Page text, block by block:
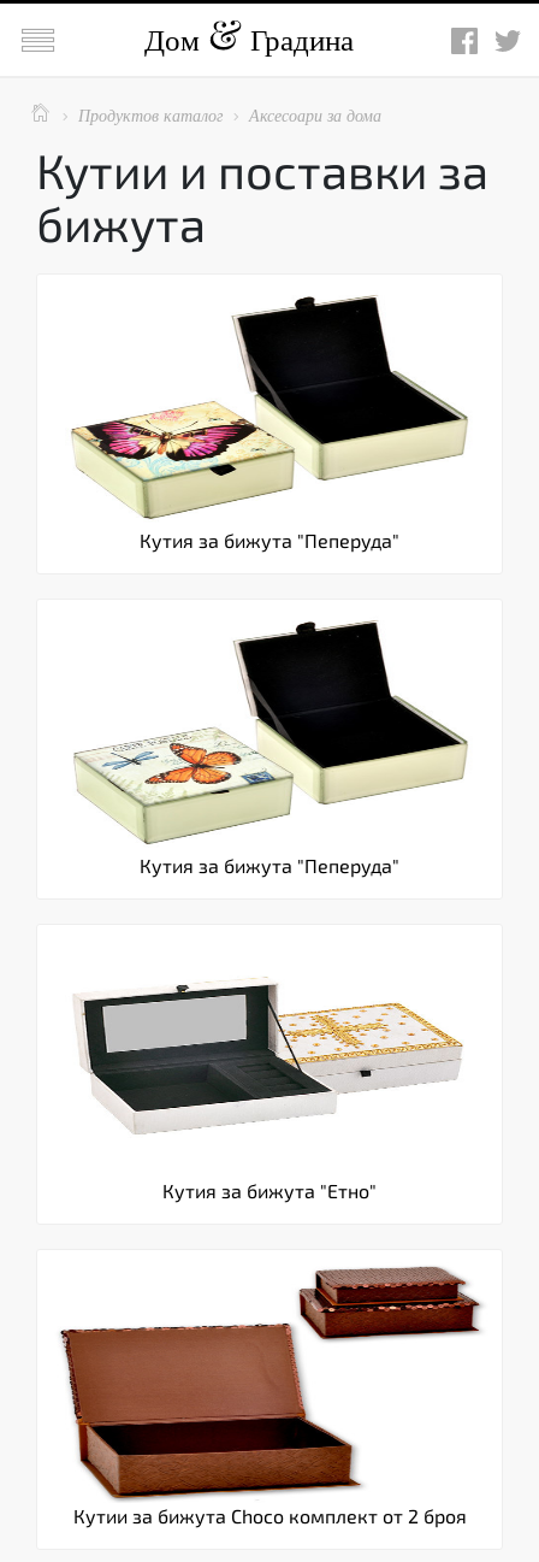
 Дом Градина
  Продуктов каталог  Аксесоари за дома
Кутии и поставки за
бижута
Кутия за бижута "Пеперуда"
Кутия за бижута "Пеперуда"
Кутия за бижута "Етно"
Кутии за бижута Choco комплект от 2 броя